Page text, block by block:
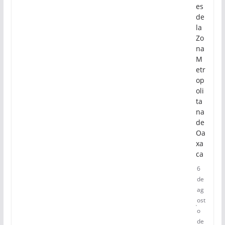
es
de
la
Zo
na
M
etr
op
oli
ta
na
de
Oa
xa
ca
6
de
ag
ost
o
de